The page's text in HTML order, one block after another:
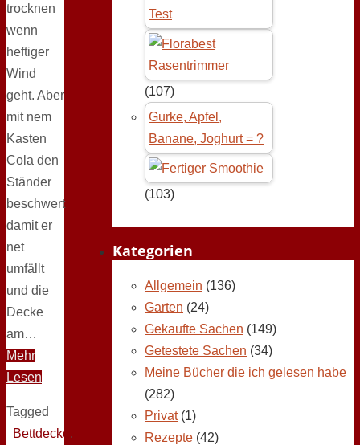
trocknen
wenn
heftiger
Wind
geht. Aber
mit nem
Kasten
Cola den
Ständer
beschwert
damit er
net
umfällt
und die
Decke
am…
Mehr
Lesen
Tagged
Bettdecke ,
Test
(107)
Gurke, Apfel,
Banane, Joghurt = ?
(103)
Kategorien
Allgemein (136)
Garten (24)
Gekaufte Sachen (149)
Getestete Sachen (34)
Meine Bücher die ich gelesen habe
(282)
Privat(1)
Rezepte (42)